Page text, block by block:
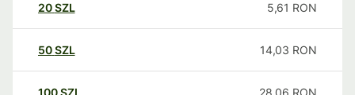
20SZL 5,61 RON
50SZL 14,03 RON